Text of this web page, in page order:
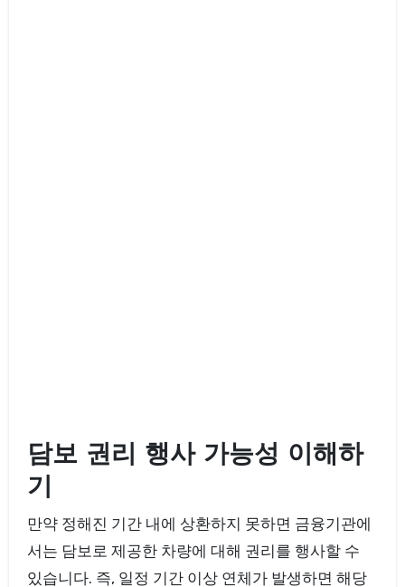
담보 권리 행사 가능성 이해하
기
만약 정해진 기간 내에 상환하지 못하면 금융기관에
서는 담보로 제공한 차량에 대해 권리를 행사할 수
있습니다. 즉, 일정 기간 이상 연체가 발생하면 해당